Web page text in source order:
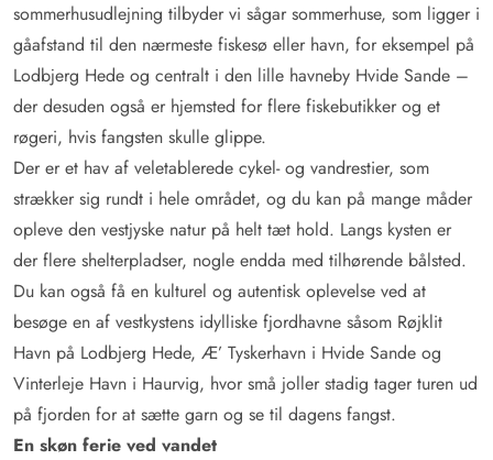
sommerhusudlejning tilbyder vi sågar sommerhuse, som ligger i
gåafstand til den nærmeste fiskesø eller havn, for eksempel på
Lodbjerg Hede og centralt i den lille havneby Hvide Sande –
der desuden også er hjemsted for flere fiskebutikker og et
røgeri, hvis fangsten skulle glippe.
Der er et hav af veletablerede cykel- og vandrestier, som
strækker sig rundt i hele området, og du kan på mange måder
opleve den vestjyske natur på helt tæt hold. Langs kysten er
der flere shelterpladser, nogle endda med tilhørende bålsted.
Du kan også få en kulturel og autentisk oplevelse ved at
besøge en af vestkystens idylliske fjordhavne såsom Røjklit
Havn på Lodbjerg Hede, Æ’ Tyskerhavn i Hvide Sande og
Vinterleje Havn i Haurvig, hvor små joller stadig tager turen ud
på fjorden for at sætte garn og se til dagens fangst.
En skøn ferie ved vandet